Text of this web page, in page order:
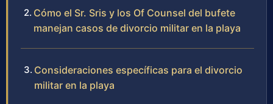
Cómo el Sr. Sris y los Of Counsel del bufete
manejan casos de divorcio militar en la playa
Consideraciones específicas para el divorcio
militar en la playa